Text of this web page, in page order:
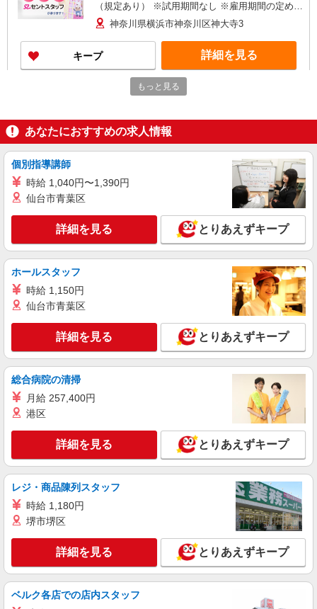
（規定あり） ※試用期間なし ※雇用期間の定めあ
り ※給与幅は経験・能力による
神奈川県横浜市神奈川区神大寺3
キープ 詳細を見る
保育士
【保育士資格必須】 時給：1,500円〜 ※交通
費全額別途支給 ※試用期間なし ※雇用期間の定め
あり ※給与幅は経験・能力による
神奈川県横浜市神奈川区三ツ沢東町2
キープ 詳細を見る
セントスタッフ株式会社 横浜支店（26388)
NEW
保育士
【保育士資格必須】 時給：1,500円〜 ※交通
費全額別途支給 ※試用期間なし ※雇用期間の定め
あり ※給与幅は経験・能力による
神奈川県横浜市神奈川区東神奈川1
キープ 詳細を見る
セントスタッフ株式会社 横浜支店（10591)
NEW
保育士
【保育士資格必須】 時給：1,500円〜1,700円
※交通費全額別途支給 ※試用期間なし ※雇用期間
の定めあり ※給与幅は経験・能力による
神奈川県横浜市神奈川区亀住町1
キープ 詳細を見る
派遣社員
セントスタッフ株式会社 横浜支店（19427)
NEW
保育士
【保育士資格必須】 ・ 時給：1,400円〜1,600
円 ※ 交通費別途支給 ※試用期間なし ※雇用期間
神奈川県横浜市神奈川区桐畑
もっと見る
あなたにおすすめの求人情報
個別指導講師
時給 1,040円〜1,390円
仙台市青葉区
詳細を見る とりあえずキープ
ホールスタッフ
時給 1,150円
仙台市青葉区
詳細を見る とりあえずキープ
総合病院の清掃
月給 257,400円
港区
詳細を見る とりあえずキープ
レジ・商品陳列スタッフ
時給 1,180円
堺市堺区
詳細を見る とりあえずキープ
ベルク各店での店内スタッフ